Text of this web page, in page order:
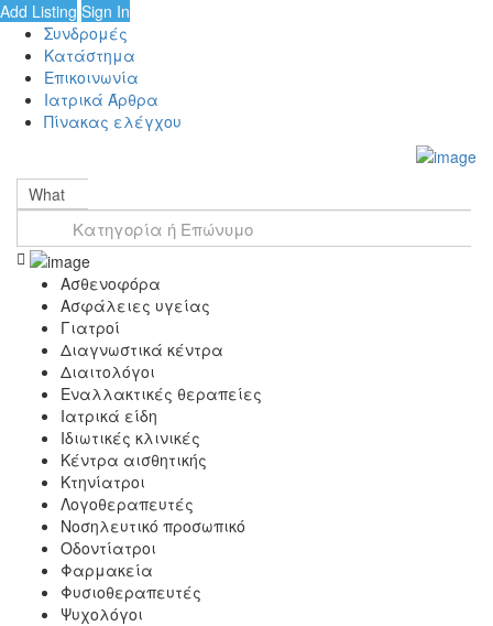
Add Listing Sign In
Συνδρομές
Κατάστημα
Επικοινωνία
Ιατρικά Άρθρα
Πίνακας ελέγχου
What
Ασθενοφόρα
Ασφάλειες υγείας
Γιατροί
Διαγνωστικά κέντρα
Διαιτολόγοι
Εναλλακτικές θεραπείες
Ιατρικά είδη
Ιδιωτικές κλινικές
Κέντρα αισθητικής
Κτηνίατροι
Λογοθεραπευτές
Νοσηλευτικό προσωπικό
Οδοντίατροι
Φαρμακεία
Φυσιοθεραπευτές
Ψυχολόγοι